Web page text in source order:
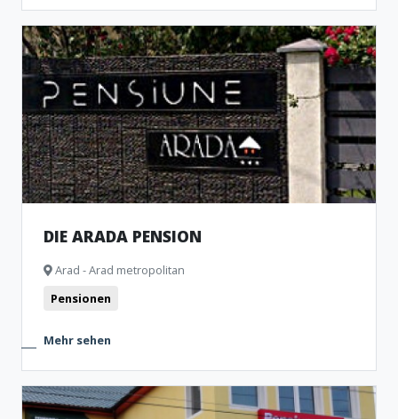
DIE ARADA PENSION
Arad - Arad metropolitan
Pensionen
Mehr sehen